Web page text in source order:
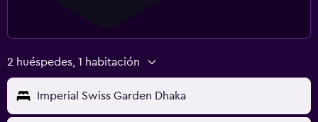
2 huéspedes, 1 habitación
Imperial Swiss Garden Dhaka